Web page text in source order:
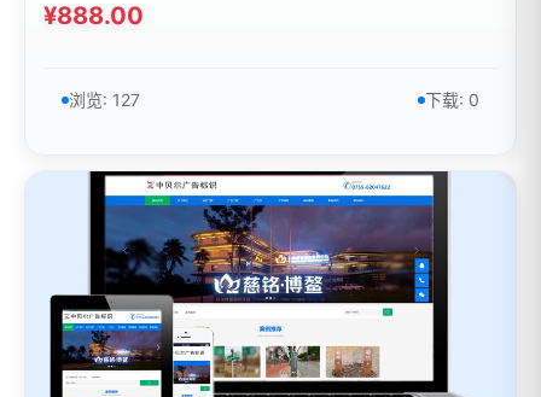
¥888.00
浏览: 127 下载: 0